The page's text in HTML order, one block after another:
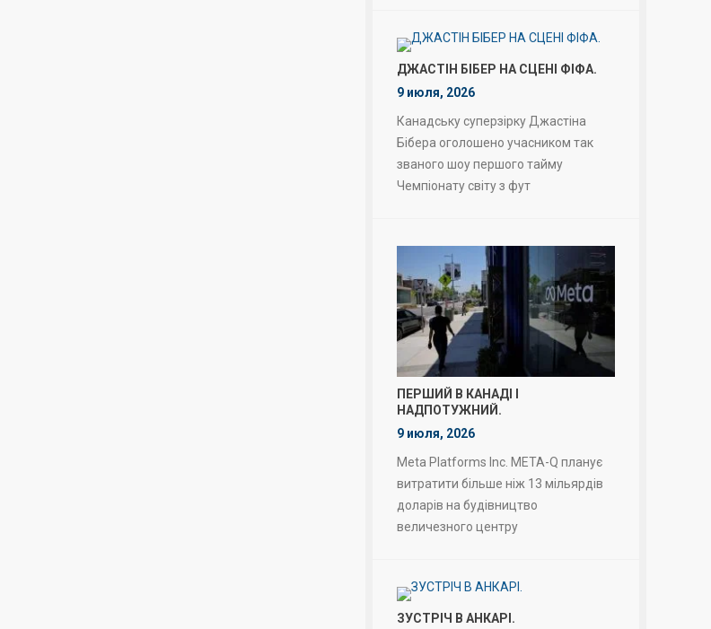
ДЖАСТІН БІБЕР НА СЦЕНІ ФІФА.
9 июля, 2026
Канадську суперзірку Джастіна
Бібера оголошено учасником так
званого шоу першого тайму
Чемпіонату світу з фут
ПЕРШИЙ В КАНАДІ І
НАДПОТУЖНИЙ.
9 июля, 2026
Meta Platforms Inc. META-Q планує
витратити більше ніж 13 мільярдів
доларів на будівництво
величезного центру
ЗУСТРІЧ В АНКАРІ.